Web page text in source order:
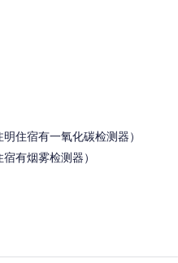
住宿有一氧化碳检测器）
有烟雾检测器）